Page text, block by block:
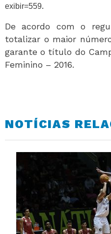
exibir=559.
De acordo com o
totalizar o maior
garante o título do
Feminino – 2016.
NOTÍCIAS